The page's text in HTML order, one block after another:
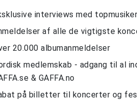
interviews med
af alle de vigtigste
20.000 albumanmeldelser
medlemskab - adgang til al
& GAFFA.no
på billetter til koncerter og